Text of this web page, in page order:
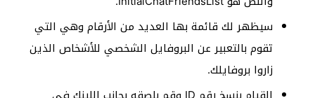
سيظهر لك قائمة بها العديد من الأرقام وهي التي
تقوم بالتعبير عن البروفايل الشخصي للأشخاص الذين
زاروا بروفايلك.